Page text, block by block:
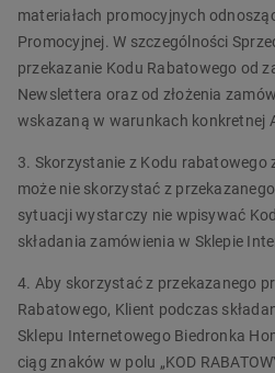
materiałach promocyjnych
Promocyjnej. W szczególności
przekazanie Kodu Rabatowego od
Newslettera oraz od złożenia
wskazaną w warunkach konkretnej
3. Skorzystanie z Kodu rabatowego
może nie skorzystać z
sytuacji wystarczy nie wpisywać
składania zamówienia w Sklepie
4. Aby skorzystać z przekazanego
Rabatowego, Klient podczas
Sklepu Internetowego Biedronka
ciąg znaków w polu „KOD